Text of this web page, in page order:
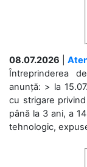
08.07.2026
Întreprinderea
anunță: > la
cu strigare
până la 3 ani, a
tehnologic,